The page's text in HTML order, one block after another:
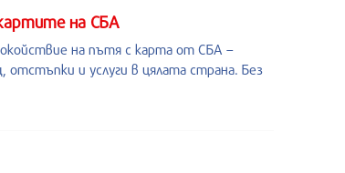
на СБА
на пътя с карта от СБА –
и услуги в цялата страна. Без